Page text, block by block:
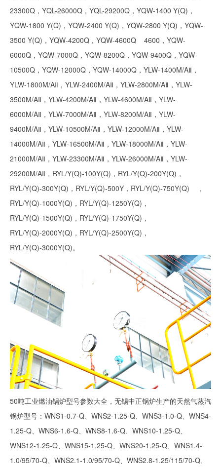
23300Q，YQL-26000Q，YQL-29200Q，YQW-1400 Y(Q)，
YQW-1800 Y(Q)，YQW-2400 Y(Q)，YQW-2800 Y(Q)，YQW-
3500 Y(Q)，YQW-4200Q，YQW-4600Q 4600，YQW-
6000Q，YQW-7000Q，YQW-8200Q，YQW-9400Q，YQW-
10500Q，YQW-12000Q，YQW-14000Q，YLW-1400M/AⅡ，
YLW-1800M/AⅡ，YLW-2400M/AⅡ，YLW-2800M/AⅡ，YLW-
3500M/AⅡ，YLW-4200M/AⅡ，YLW-4600M/AⅡ，YLW-
6000M/AⅡ，YLW-7000M/AⅡ，YLW-8200M/AⅡ，YLW-
9400M/AⅡ，YLW-10500M/AⅡ，YLW-12000M/AⅡ，YLW-
14000M/AⅡ，YLW-16500M/AⅡ，YLW-18000M/AⅡ，YLW-
21000M/AⅡ，YLW-23300M/AⅡ，YLW-26000M/AⅡ，YLW-
29200M/AⅡ，RYL/Y(Q)-100Y(Q)，RYL/Y(Q)-200Y(Q)，
RYL/Y(Q)-300Y(Q)，RYL/Y(Q)-500Y，RYL/Y(Q)-750Y(Q) ，
RYL/Y(Q)-1000Y(Q)，RYL/Y(Q)-1250Y(Q)，
RYL/Y(Q)-1500Y(Q)，RYL/Y(Q)-1750Y(Q)，
RYL/Y(Q)-2000Y(Q)，RYL/Y(Q)-2500Y(Q)，
RYL/Y(Q)-3000Y(Q)。
50吨工业燃油锅炉型号参数大全，无锡中正锅炉生产的天然气蒸汽
锅炉型号：WNS1-0.7-Q、WNS2-1.25-Q、WNS3-1.0-Q、WNS4-
1.25-Q、WNS6-1.6-Q、WNS8-1.6-Q、WNS10-1.25-Q、
WNS12-1.25-Q、WNS15-1.25-Q、WNS20-1.25-Q、WNS1.4-
1.0/95/70-Q、WNS2.1-1.0/95/70-Q、WNS2.8-1.25/115/70-Q、